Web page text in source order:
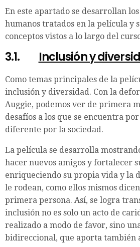
En este apartado se desarrollan
humanos tratados en la película y
conceptos vistos a lo largo del
3.1. Inclusión y
Como temas principales de la
inclusión y diversidad. Con la
Auggie, podemos ver de primera
desafíos a los que se encuentra
diferente por la sociedad.
La película se desarrolla
hacer nuevos amigos y fortalecer
enriqueciendo su propia vida y la
le rodean, como ellos mismos
primera persona. Así, se logra
inclusión no es solo un acto de
realizado a modo de favor, sino
bidireccional, que aporta también